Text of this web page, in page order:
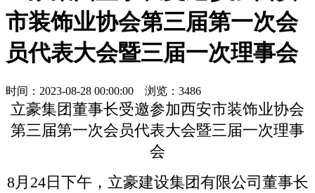
市装饰业协会第三届第一次会
员代表大会暨三届一次理事会
时间：2023-08-28 00:00:00 浏览：3486
立豪集团董事长受邀参加西安市装饰业协会
第三届第一次会员代表大会暨三届一次理事
会
8月24日下午，立豪建设集团有限公司董事长